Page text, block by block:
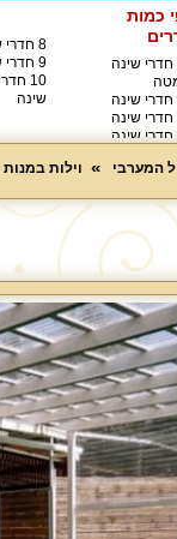
כמות
3 חדרי שינה
8 חדרי שינה
9 חדרי שינה
10 חדרי
שינה
המערבי וילות במנות